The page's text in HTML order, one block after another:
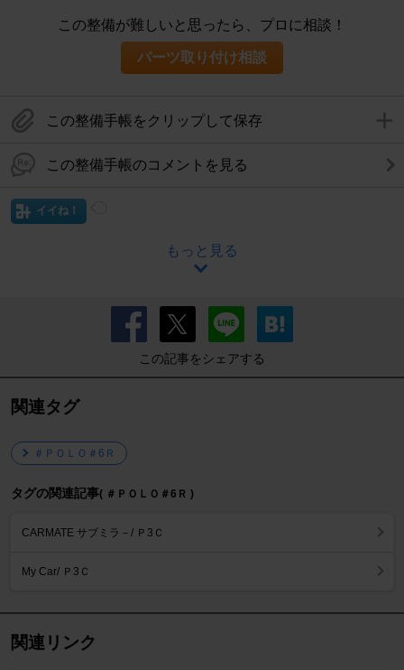
この整備が難しいと思ったら、プロに相談！
パーツ取り付け相談
この整備手帳をクリップして保存
この整備手帳のコメントを見る
イイね！
もっと見る
この記事をシェアする
関連タグ
＃ＰＯＬＯ＃6Ｒ
タグの関連記事( ＃ＰＯＬＯ＃6Ｒ )
CARMATE サブミラ－/ Ｐ3Ｃ
My Car/ Ｐ3Ｃ
関連リンク